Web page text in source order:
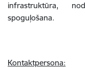
infrastruktūra,
spoguļošana.
Kontaktpersona: